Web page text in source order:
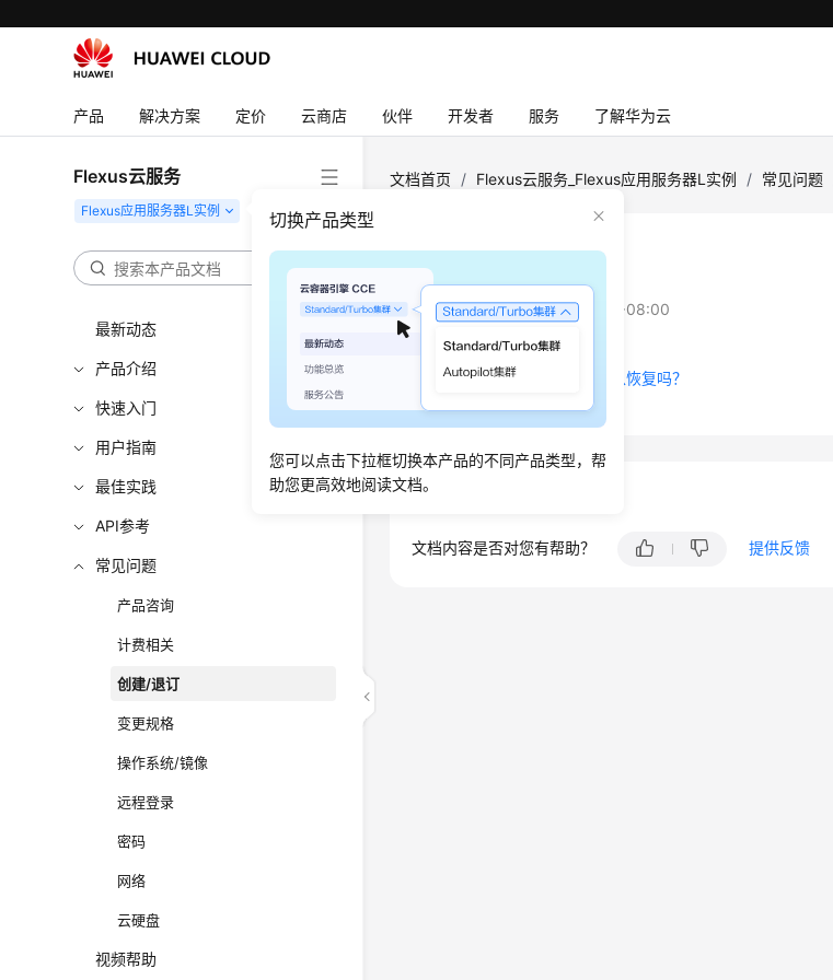
产品 解决方案 定价 云商店 伙伴 开发者 服务 了解华为云
Flexus云服务
切换产品类型
您可以点击下拉框切换本产品的不同产品类型，帮
助您更高效地阅读文档。
最新动态
产品介绍
快速入门
用户指南
最佳实践
API参考
常见问题
产品咨询
计费相关
创建/退订
变更规格
操作系统/镜像
远程登录
密码
网络
云硬盘
视频帮助
文档首页 / Flexus云服务_Flexus应用服务器L实例 / 常见问题
创建/退订
更新时间：2024-09-12 GMT+08:00
已经退订的Flexus L实例可以恢复吗？
意见反馈
文档内容是否对您有帮助？ 提供反馈